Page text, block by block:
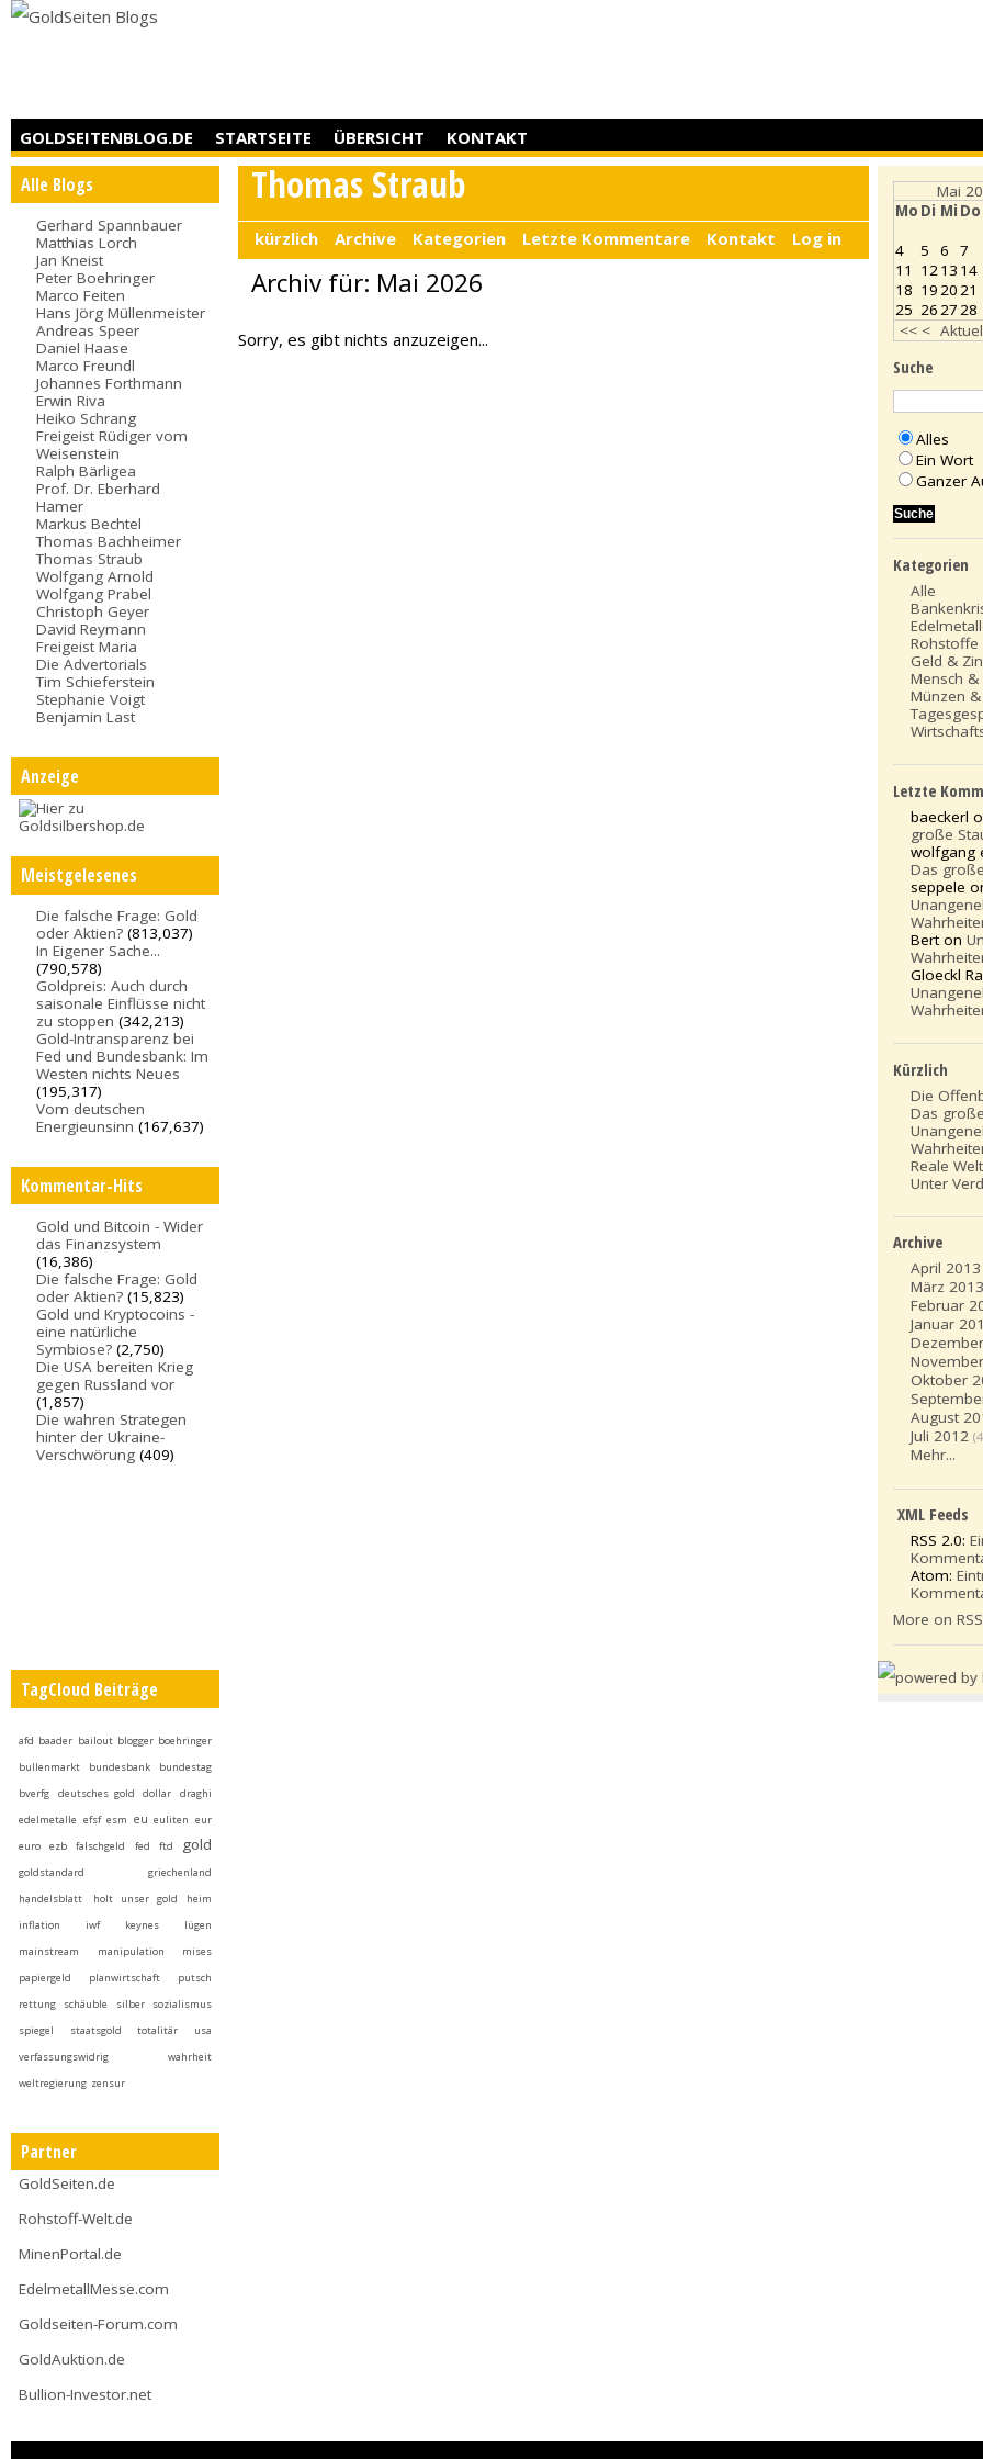
GOLDSEITENBLOG.DE STARTSEITE ÜBERSICHT KONTAKT
Alle Blogs
Gerhard Spannbauer
Matthias Lorch
Jan Kneist
Peter Boehringer
Marco Feiten
Hans Jörg Müllenmeister
Andreas Speer
Daniel Haase
Marco Freundl
Johannes Forthmann
Erwin Riva
Heiko Schrang
Freigeist Rüdiger vom
Weisenstein
Ralph Bärligea
Prof. Dr. Eberhard
Hamer
Markus Bechtel
Thomas Bachheimer
Thomas Straub
Wolfgang Arnold
Wolfgang Prabel
Christoph Geyer
David Reymann
Freigeist Maria
Die Advertorials
Tim Schieferstein
Stephanie Voigt
Benjamin Last
Anzeige
Meistgelesenes
Die falsche Frage: Gold
oder Aktien? (813,037)
In Eigener Sache...
(790,578)
Goldpreis: Auch durch
saisonale Einflüsse nicht
zu stoppen (342,213)
Gold-Intransparenz bei
Fed und Bundesbank: Im
Westen nichts Neues
(195,317)
Vom deutschen
Energieunsinn (167,637)
Kommentar-Hits
Gold und Bitcoin - Wider
das Finanzsystem
(16,386)
Die falsche Frage: Gold
oder Aktien? (15,823)
Gold und Kryptocoins -
eine natürliche
Symbiose? (2,750)
Die USA bereiten Krieg
gegen Russland vor
(1,857)
Die wahren Strategen
hinter der Ukraine-
Verschwörung (409)
TagCloud Beiträge
afd baader bailout blogger boehringer
bullenmarkt
bundesbank
bundestag
bverfg
deutsches gold dollar
draghi
edelmetalle efsf esm eu euliten eur
euro
ezb falschgeld fed ftd gold
goldstandard
griechenland
handelsblatt
holt unser gold heim
inflation
iwf keynes
lügen
mainstream
manipulation
mises
papiergeld
planwirtschaft
putsch
rettung
schäuble silber
sozialismus
spiegel
staatsgold totalitär
usa
verfassungswidrig
wahrheit
weltregierung zensur
Partner
GoldSeiten.de
Rohstoff-Welt.de
MinenPortal.de
EdelmetallMesse.com
Goldseiten-Forum.com
GoldAuktion.de
Bullion-Investor.net
Thomas Straub
kürzlich Archive Kategorien Letzte Kommentare Kontakt Log in
Archiv für: Mai 2026
Sorry, es gibt nichts anzuzeigen...
Mai
Mo Di Mi Do
<< <
4
5 6 7
11
1213 14
18 192021
25 262728
Suche
Alles
Ein Wort
Ganzer
Kategorien
Alle
Rohstoffe
Geld &
Mensch
Münzen
Letzte
baeckerl
große
wolfgang
Das
seppele
Bert on
Gloeckl
Kürzlich
Die
Das
Reale
Unter
Archive
April 2013
März 2013
Februar
Januar
Oktober
August
Juli 2012
Mehr...
XML Feeds
RSS 2.0:
Atom:
More on RSS